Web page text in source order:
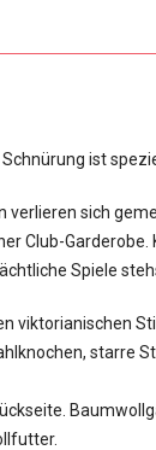
ist
verlieren sich
Club-
Spiele
viktorianischen
starre